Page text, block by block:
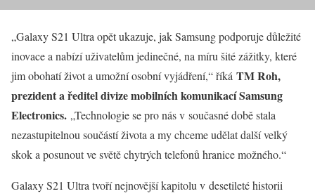
„Galaxy S21 Ultra opět ukazuje, jak Samsung podporuje důležité
inovace a nabízí uživatelům jedinečné, na míru šité zážitky, které
jim obohatí život a umožní osobní vyjádření,“ říká TM Roh,
prezident a ředitel divize mobilních komunikací Samsung
Electronics. „Technologie se pro nás v současné době stala
nezastupitelnou součástí života a my chceme udělat další velký
skok a posunout ve světě chytrých telefonů hranice možného.“
Galaxy S21 Ultra tvoří nejnovější kapitolu v desetileté historii